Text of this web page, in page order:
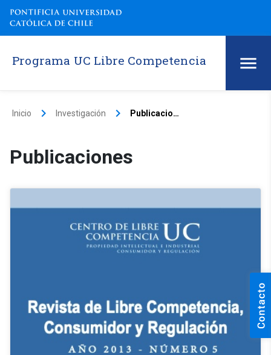
Programa UC Libre Competencia
Inicio keyboard_arrow_right Investigación keyboard_arrow_right Publicaciones
Publicaciones